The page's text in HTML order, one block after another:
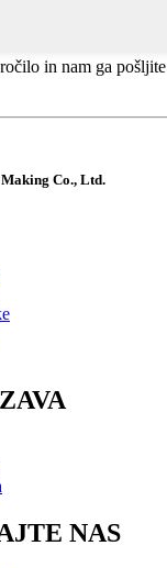
in nam ga pošljite
Co., Ltd.
NAS